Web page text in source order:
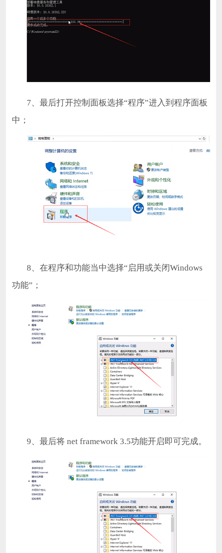
7、最后打开控制面板选择“程序”进入到程序面板
中；
8、在程序和功能当中选择“启用或关闭Windows
功能”；
9、最后将 net framework 3.5功能开启即可完成。